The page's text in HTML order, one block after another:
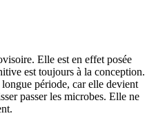
Elle est en effet posée
est toujours à la conception.
période, car elle devient
passer les microbes. Elle ne